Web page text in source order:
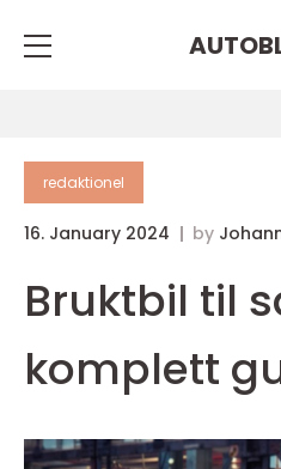
redaktionel
16. January 2024 by
Bruktbil til
komplett